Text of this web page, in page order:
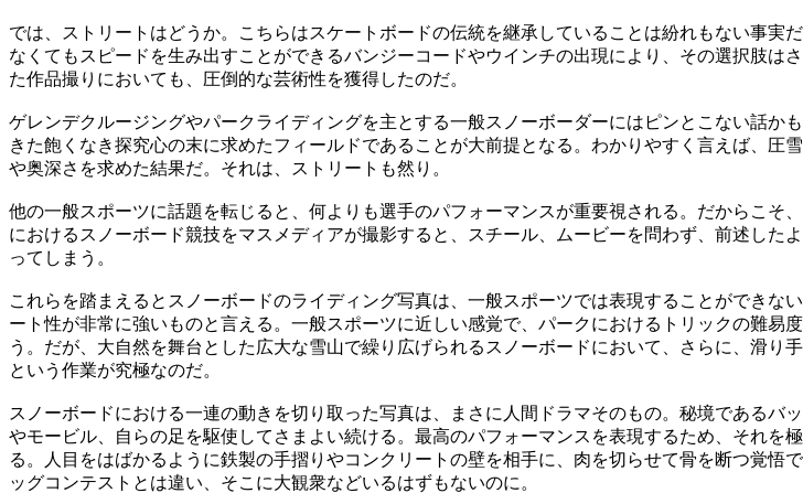
では、ストリートはどうか。こちらはスケートボードの伝統を継承していることは紛れもない事
なくてもスピードを生み出すことができるバンジーコードやウインチの出現により、その選択肢
た作品撮りにおいても、圧倒的な芸術性を獲得したのだ。
ゲレンデクルージングやパークライディングを主とする一般スノーボーダーにはピンとこない話
きた飽くなき探究心の末に求めたフィールドであることが大前提となる。わかりやすく言えば、
や奥深さを求めた結果だ。それは、ストリートも然り。
他の一般スポーツに話題を転じると、何よりも選手のパフォーマンスが重要視される。だからこ
におけるスノーボード競技をマスメディアが撮影すると、スチール、ムービーを問わず、前述し
ってしまう。
これらを踏まえるとスノーボードのライディング写真は、一般スポーツでは表現することができ
ート性が非常に強いものと言える。一般スポーツに近しい感覚で、パークにおけるトリックの難
う。だが、大自然を舞台とした広大な雪山で繰り広げられるスノーボードにおいて、さらに、滑
という作業が究極なのだ。
スノーボードにおける一連の動きを切り取った写真は、まさに人間ドラマそのもの。秘境である
やモービル、自らの足を駆使してさまよい続ける。最高のパフォーマンスを表現するため、それ
る。人目をはばかるように鉄製の手摺りやコンクリートの壁を相手に、肉を切らせて骨を断つ覚
ッグコンテストとは違い、そこに大観衆などいるはずもないのに。